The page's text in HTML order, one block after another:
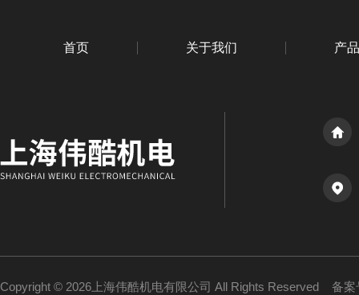
首页 关于我们 产
Copyright © 2026上海伟酷机电有限公司 All Rights Reserved 备案